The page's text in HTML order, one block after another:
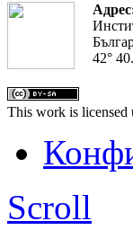
42°
This work is licensed
Scroll